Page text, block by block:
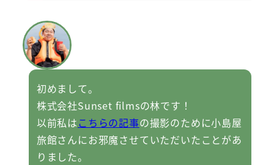
初めまして。
株式会社Sunset filmsの林です！
以前私はこちらの記事の撮影のために小島屋
旅館さんにお邪魔させていただいたことがあ
りました。